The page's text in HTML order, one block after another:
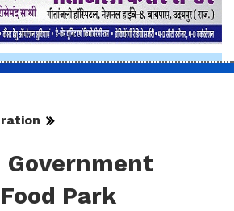
Government
Park